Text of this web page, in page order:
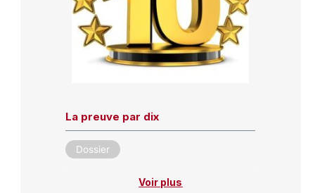
La preuve par dix
Dossier
Voir plus